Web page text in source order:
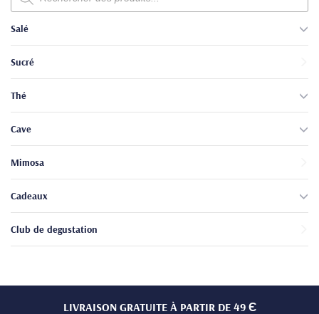
produits
Salé
Sucré
Thé
Cave
Mimosa
Cadeaux
Club de degustation
LIVRAISON GRATUITE À PARTIR DE 49 Є